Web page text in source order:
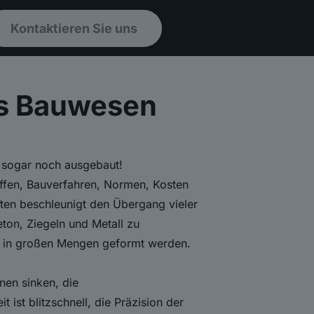
Kontaktieren Sie uns
Bauwesen
noch ausgebaut!
Bauverfahren, Normen, Kosten
beschleunigt den Übergang vieler
Ziegeln und Metall zu
großen Mengen geformt werden.
sinken, die
ist blitzschnell, die Präzision der